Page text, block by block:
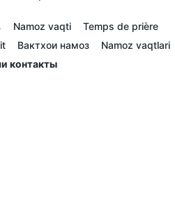
Namoz vaqti
Temps de prière
Вактхои намоз
Namoz vaqtlari
контакты